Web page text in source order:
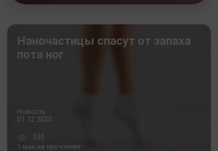
Наночастицы спасут от запаха
пота ног
Новость
01.12.2020
320
1 мин на прочтение